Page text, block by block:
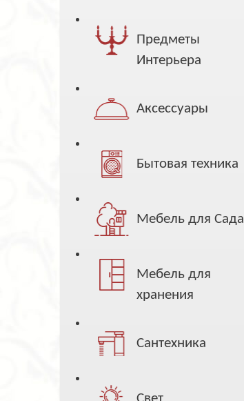
Предметы
Интерьера
Аксессуары
Бытовая техника
Мебель для Сада
Мебель для
хранения
Сантехника